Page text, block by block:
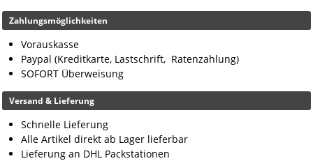
Zahlungsmöglichkeiten
Vorauskasse
Paypal (Kreditkarte, Lastschrift, Ratenzahlung)
SOFORT Überweisung
Versand & Lieferung
Schnelle Lieferung
Alle Artikel direkt ab Lager lieferbar
Lieferung an DHL Packstationen